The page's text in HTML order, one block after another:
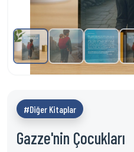
#Diğer Kitaplar
Gazze'nin Çocukları